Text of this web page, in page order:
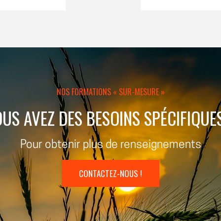
NOS FORMATIONS « SUR-MESURE »
AVEZ DES BESOINS
Pour obtenir plus de renseignements
CONTACTEZ-NOUS !